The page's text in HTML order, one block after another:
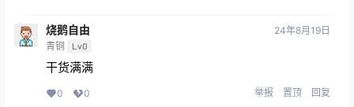
烧鹅自由
青铜 Lv0
24年8月19日
干货满满
0 0 举报 置顶 回复